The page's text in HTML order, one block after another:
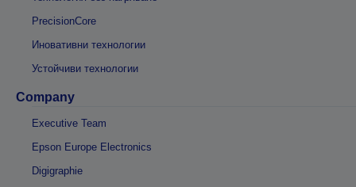
PrecisionCore
Иновативни технологии
Устойчиви технологии
Company
Executive Team
Epson Europe Electronics
Digigraphie